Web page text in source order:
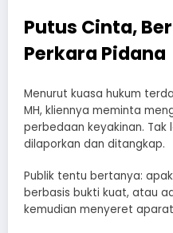
Putus Cinta,
Perkara Pidana
Menurut kuasa hukum
MH, kliennya meminta
perbedaan keyakinan. Tak
dilaporkan dan ditangkap.
Publik tentu bertanya:
berbasis bukti kuat, atau
kemudian menyeret